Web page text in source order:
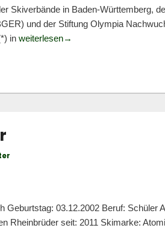
Skiverbände in Baden-Württemberg,
und der Stiftung Olympia
in weiterlesenTrainer (*) Ski Alpin für
→
03.12.2002 Beruf: Schüler
Rheinbrüder seit: 2011 Skimarke: